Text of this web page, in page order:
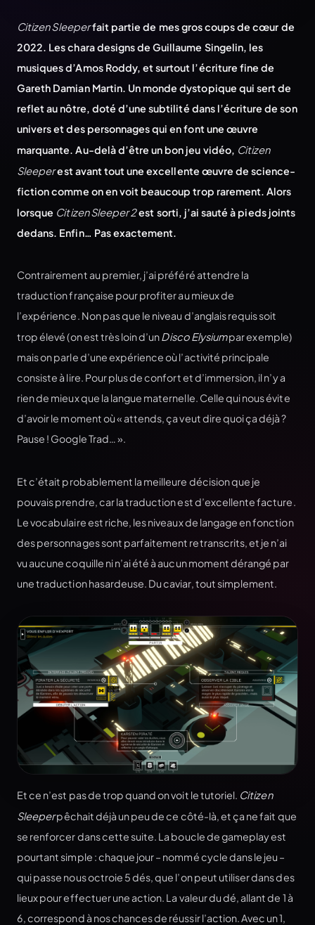
Citizen Sleeperfait partie de mes gros coups de cœur de
2022. Les chara designs de Guillaume Singelin, les
musiques d’Amos Roddy, et surtout l’écriture fine de
Gareth Damian Martin. Un monde dystopique qui sert de
reflet au nôtre, doté d’une subtilité dans l’écriture de son
univers et des personnages qui en font une œuvre
marquante. Au-delà d’être un bon jeu vidéo, Citizen
Sleeperest avant tout une excellente œuvre de science-
fiction comme on en voit beaucoup trop rarement. Alors
lorsque Citizen Sleeper 2est sorti, j’ai sauté à pieds joints
dedans. Enfin… Pas exactement.
Contrairement au premier, j’ai préféré attendre la
traduction française pour profiter au mieux de
l’expérience. Non pas que le niveau d’anglais requis soit
trop élevé (on est très loin d’unDisco Elysiumpar exemple)
mais on parle d’une expérience où l’activité principale
consiste à lire. Pour plus de confort et d’immersion, il n’y a
rien de mieux que la langue maternelle. Celle qui nous évite
d’avoir le moment où « attends, ça veut dire quoi ça déjà ?
Pause ! Google Trad… ».
Et c’était probablement la meilleure décision que je
pouvais prendre, car la traduction est d’excellente facture.
Le vocabulaire est riche, les niveaux de langage en fonction
des personnages sont parfaitement retranscrits, et je n’ai
vu aucune coquille ni n’ai été à aucun moment dérangé par
une traduction hasardeuse. Du caviar, tout simplement.
Et ce n’est pas de trop quand on voit le tutoriel. Citizen
Sleeperpêchait déjà un peu de ce côté-là, et ça ne fait que
se renforcer dans cette suite. La boucle de gameplay est
pourtant simple : chaque jour – nommé cycle dans le jeu –
qui passe nous octroie 5 dés, que l’on peut utiliser dans des
lieux pour effectuer une action. La valeur du dé, allant de 1 à
6, correspond à nos chances de réussir l’action. Avec un 1,